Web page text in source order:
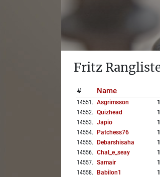
Fritz
# Name
14551 . Asgrimsson
14552. Quizhead
14553. Japio
14554. Patchess76
14555. Debarshisaha
14556. Chal_e_seay
14557. Samair
14558. Babilon1